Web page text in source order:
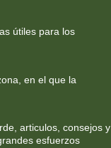
útiles para los
en el que la
articulos, consejos y
esfuerzos